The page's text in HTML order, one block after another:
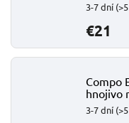
3-7 dní
€21
Compo
hnojivo
3-7 dní